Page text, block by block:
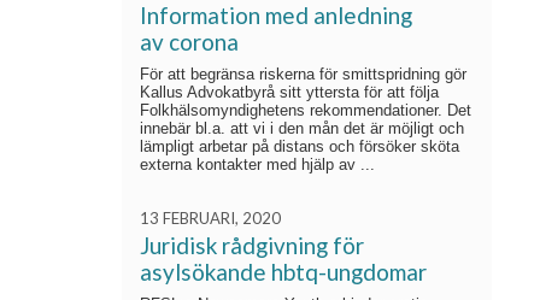
Information med anledning
av corona
För att begränsa riskerna för smittspridning gör
Kallus Advokatbyrå sitt yttersta för att följa
Folkhälsomyndighetens rekommendationer. Det
innebär bl.a. att vi i den mån det är möjligt och
lämpligt arbetar på distans och försöker sköta
externa kontakter med hjälp av ...
13 FEBRUARI, 2020
Juridisk rådgivning för
asylsökande hbtq-ungdomar